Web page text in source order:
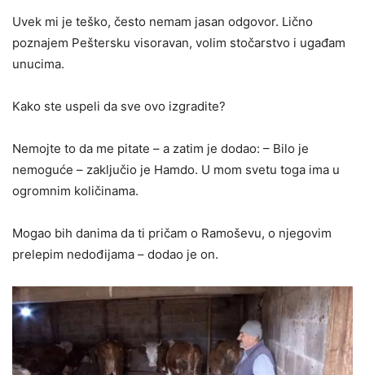
Uvek mi je teško, često nemam jasan odgovor. Lično
poznajem Peštersku visoravan, volim stočarstvo i ugađam
unucima.
Kako ste uspeli da sve ovo izgradite?
Nemojte to da me pitate – a zatim je dodao: – Bilo je
nemoguće – zaključio je Hamdo. U mom svetu toga ima u
ogromnim količinama.
Mogao bih danima da ti pričam o Ramoševu, o njegovim
prelepim nedođijama – dodao je on.